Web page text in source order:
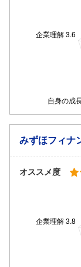
みずほフィナ
オススメ度